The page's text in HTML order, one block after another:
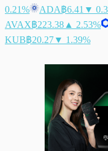
0.21%
ADA฿6.41 ▼
AVAX฿223.38 ▲ 2.53%
KUB฿20.27▼ 1.39%